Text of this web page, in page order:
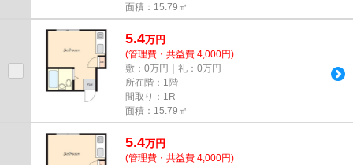
面積：15.79㎡
5.4万円
(管理費・共益費 4,000円)
敷：0万円｜礼：0万円
所在階：1階
間取り：1R
面積：15.79㎡
5.4万円
(管理費・共益費 4,000円)